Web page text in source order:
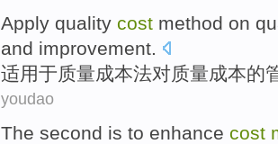
Apply quality cost method on
and improvement.
适用于质量成本法对质量成本的
youdao
The second is to enhance cost